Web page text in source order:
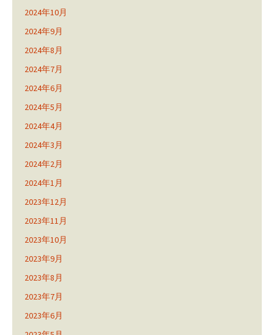
2024年10月
2024年9月
2024年8月
2024年7月
2024年6月
2024年5月
2024年4月
2024年3月
2024年2月
2024年1月
2023年12月
2023年11月
2023年10月
2023年9月
2023年8月
2023年7月
2023年6月